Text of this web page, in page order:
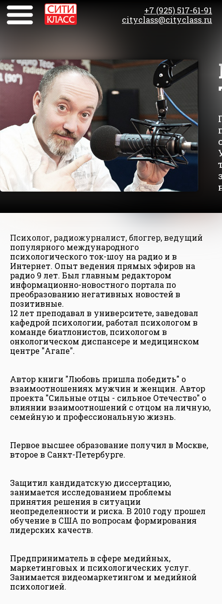
+7 (925) 517-61-91
cityclass@cityclass.ru
Психолог, радиожурналист, блоггер, ведущий
популярного международного
психологического ток-шоу на радио и в
Интернет. Опыт ведения прямых эфиров на
радио 9 лет. Был главным редактором
информационно-новостного портала по
преобразованию негативных новостей в
позитивные.
12 лет преподавал в университете, заведовал
кафедрой психологии, работал психологом в
команде биатлонистов, психологом в
онкологическом диспансере и медицинском
центре "Агапе".
Автор книги "Любовь пришла победить" о
взаимоотношениях мужчин и женщин. Автор
проекта "Сильные отцы - сильное Отечество" о
влиянии взаимоотношений с отцом на личную,
семейную и профессиональную жизнь.
Первое высшее образование получил в Москве,
второе в Санкт-Петербурге.
Защитил кандидатскую диссертацию,
занимается исследованием проблемы
принятия решения в ситуации
неопределенности и риска. В 2010 году прошел
обучение в США по вопросам формирования
лидерских качеств.
Предприниматель в сфере медийных,
маркетинговых и психологических услуг.
Занимается видеомаркетингом и медийной
психологией.